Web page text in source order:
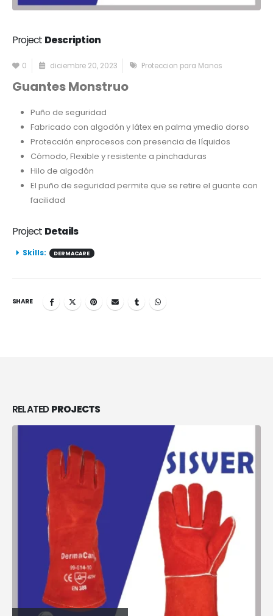
Project Description
0 diciembre 20, 2023 Proteccion para Manos
Guantes Monstruo
Puño de seguridad
Fabricado con algodón y látex en palma ymedio dorso
Protección enprocesos con presencia de líquidos
Cómodo, Flexible y resistente a pinchaduras
Hilo de algodón
El puño de seguridad permite que se retire el guante con
facilidad
Project Details
Skills: DERMACARE
SHARE
RELATEDPROJECTS